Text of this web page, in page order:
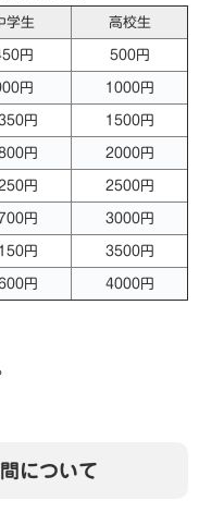
学生 高校生
円 500円
円 1000円
円 1500円
円 2000円
円 2500円
円 3000円
円 3500円
円 4000円
について